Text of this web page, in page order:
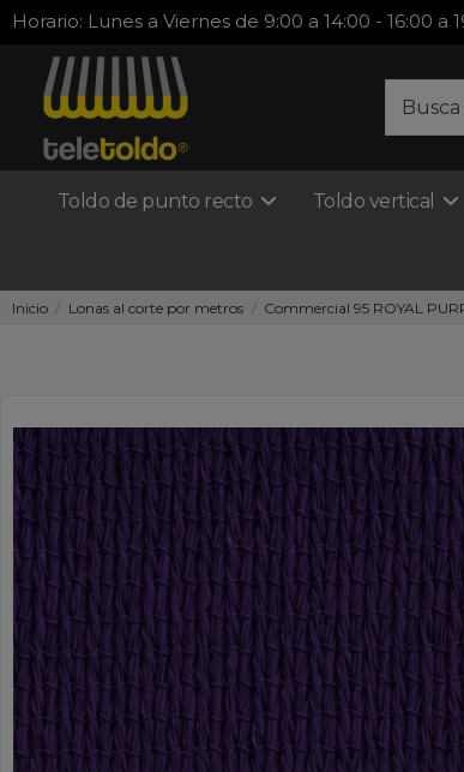
Horario: Lunes a Viernes de 9:00 a 14:00 - 16:00 a
Toldo de punto recto Toldo vertical
Inicio Lonas al corte por metros Commercial 95 ROYAL